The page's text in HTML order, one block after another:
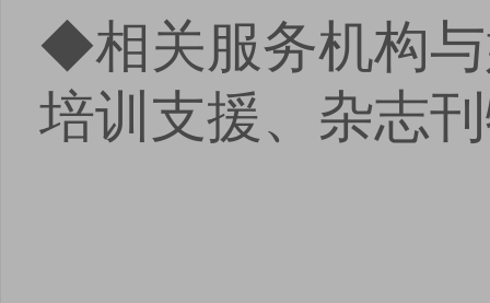
◆相关服务机构
培训支援、杂志